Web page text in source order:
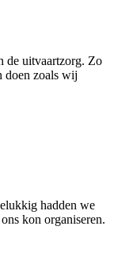
de uitvaartzorg. Zo
doen zoals wij
hadden we
kon organiseren.